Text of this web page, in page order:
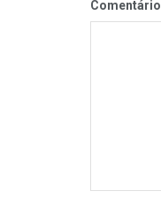
Comentário